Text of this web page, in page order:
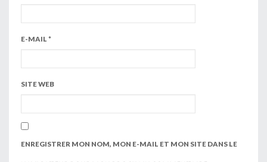
E-MAIL *
SITE WEB
ENREGISTRER MON NOM, MON E-MAIL ET MON SITE DANS LE